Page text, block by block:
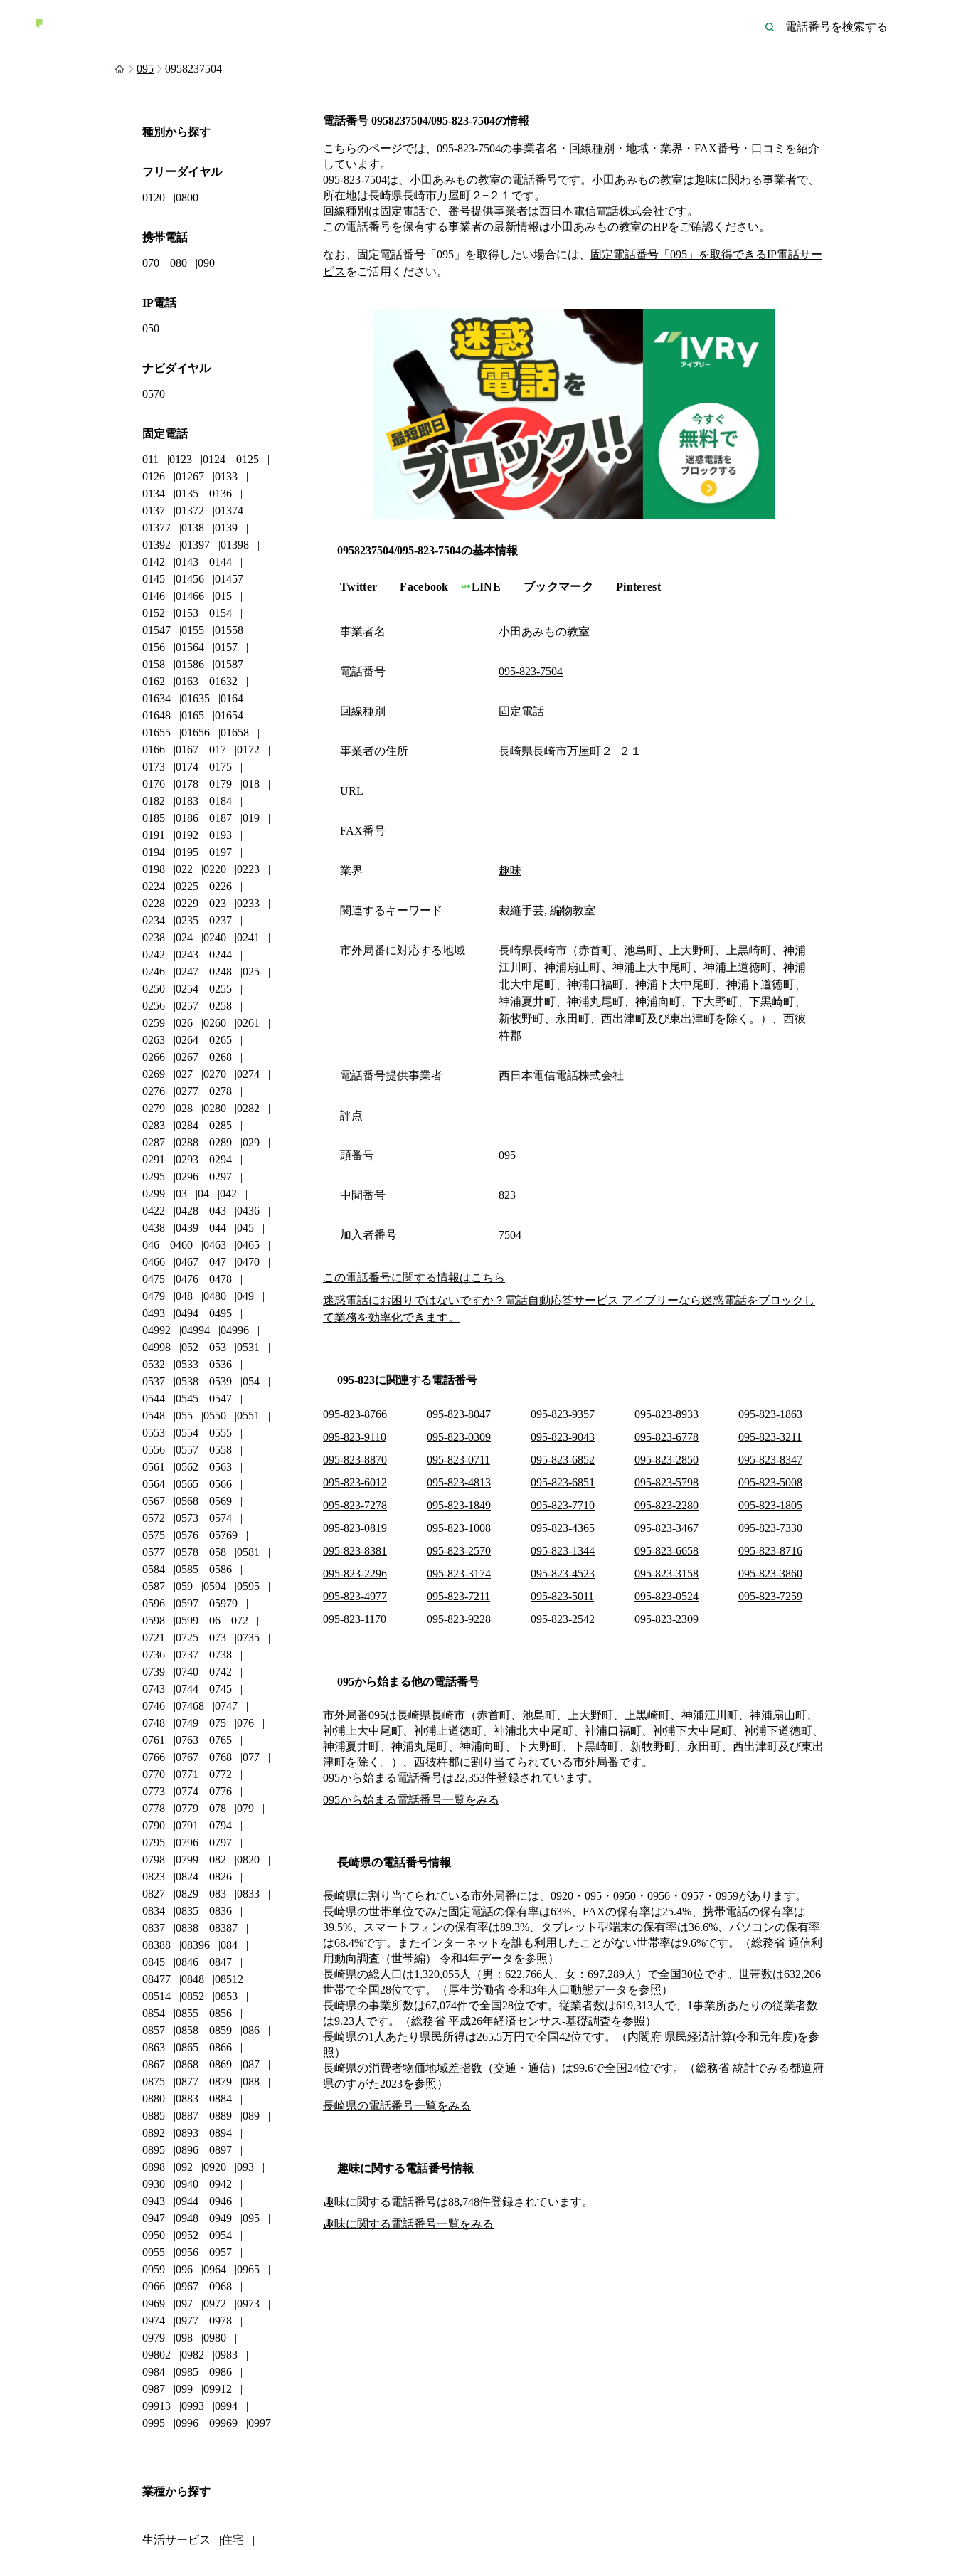
095 0958237504
電話番号 0958237504/095-823-7504の情報
こちらのページでは、 095-823-7504の事業者名・回線種別・地域・業界・FAX番号・口コミを紹介
しています。
095-823-7504は、 小田あみもの教室の電話番号です。 小田あみもの教室は趣味に関わる事業者で、
所在地は長崎県長崎市万屋町２−２１ です。
回線種別は固定電話で、番号提供事業者は西日本電信電話株式会社です。
この電話番号を保有する事業者の最新情報は小田あみもの教室のHPをご確認ください。
なお、固定電話番号「 095 」を取得したい場合には、 固定電話番号「 095 」を取得できるIP電話サー
ビス をご活用ください。
0958237504/095-823-7504の基本情報
Twitter Facebook LINE ブックマーク Pinterest
事業者名 小田あみもの教室
電話番号 095-823-7504
回線種別 固定電話
事業者の住所 長崎県長崎市万屋町２−２１
URL
FAX番号
業界 趣味
関連するキーワード 裁縫手芸, 編物教室
市外局番に対応する地域
長崎県長崎市（赤首町、池島町、上大野町、上黒崎町、神浦
江川町、神浦扇山町、神浦上大中尾町、神浦上道徳町、神浦
北大中尾町、神浦口福町、神浦下大中尾町、神浦下道徳町、
神浦夏井町、神浦丸尾町、神浦向町、下大野町、下黒崎町、
新牧野町、永田町、西出津町及び東出津町を除く。）、西彼
杵郡
電話番号提供事業者 西日本電信電話株式会社
評点
頭番号 095
中間番号 823
加入者番号 7504
この電話番号に関する情報はこちら
迷惑電話にお困りではないですか？電話自動応答サービス アイブリーなら迷惑電話をブロックし
て業務を効率化できます。
095-823に関連する電話番号
095-823-8766 095-823-8047 095-823-9357 095-823-8933
095-823-1863
095-823-9110
095-823-0309 095-823-9043 095-823-6778
095-823-3211
095-823-8870
095-823-0711 095-823-6852 095-823-2850
095-823-8347
095-823-6012
095-823-4813 095-823-6851 095-823-5798
095-823-5008
095-823-7278
095-823-1849 095-823-7710 095-823-2280
095-823-1805
095-823-0819
095-823-1008 095-823-4365 095-823-3467
095-823-7330
095-823-8381
095-823-2570 095-823-1344 095-823-6658
095-823-8716
095-823-2296
095-823-3174 095-823-4523 095-823-3158
095-823-3860
095-823-4977
095-823-7211 095-823-5011 095-823-0524
095-823-7259
095-823-1170
095-823-9228 095-823-2542 095-823-2309
095から始まる他の電話番号
市外局番095は長崎県長崎市（赤首町、池島町、上大野町、上黒崎町、神浦江川町、神浦扇山町、
神浦上大中尾町、神浦上道徳町、神浦北大中尾町、神浦口福町、神浦下大中尾町、神浦下道徳町、
神浦夏井町、神浦丸尾町、神浦向町、下大野町、下黒崎町、新牧野町、永田町、西出津町及び東出
津町を除く。）、西彼杵郡に割り当てられている市外局番です。
095から始まる電話番号は22,353件登録されています。
095から始まる電話番号一覧をみる
長崎県の電話番号情報
長崎県に割り当てられている市外局番には、0920・095・0950・0956・0957・0959があります。
長崎県の世帯単位でみた固定電話の保有率は63%、FAXの保有率は25.4%、携帯電話の保有率は
39.5%、スマートフォンの保有率は89.3%、タブレット型端末の保有率は36.6%、パソコンの保有率
は68.4%です。またインターネットを誰も利用したことがない世帯率は9.6%です。（総務省 通信利
用動向調査（世帯編） 令和4年データを参照）
長崎県の総人口は1,320,055人（男：622,766人、女：697,289人）で全国30位です。世帯数は632,206
世帯で全国28位です。（厚生労働省 令和3年人口動態データを参照）
長崎県の事業所数は67,074件で全国28位です。従業者数は619,313人で、1事業所あたりの従業者数
は9.23人です。（総務省 平成26年経済センサス‐基礎調査を参照）
長崎県の1人あたり県民所得は265.5万円で全国42位です。（内閣府 県民経済計算(令和元年度)を参
照）
長崎県の消費者物価地域差指数（交通・通信）は99.6で全国24位です。（総務省 統計でみる都道府
県のすがた2023を参照）
長崎県の電話番号一覧をみる
趣味に関する電話番号情報
趣味に関する電話番号は88,748件登録されています。
趣味に関する電話番号一覧をみる
種別から探す
フリーダイヤル
0120 0800
携帯電話
070 080 090
IP電話
050
ナビダイヤル
0570
固定電話
011 0123 0124
0125
0126
01267
0133
0134
0135
0136
0137
01372
01374
01377
0138
0139
01392
01397
01398
0142
0143
0144
0145
01456
01457
0146
01466
015
0152
0153
0154
01547
0155
01558
0156
01564
0157
0158
01586
01587
0162
0163
01632
01634
01635
0164
01648
0165
01654
01655
01656
01658
0166
0167 017
0172
0173
0174
0175
0176
0178 0179
018
0182
0183
0184
0185
0186 0187
019
0191
0192
0193
0194
0195
0197
0198
022 0220
0223
0224
0225
0226
0228
0229 023
0233
0234
0235
0237
0238
024 0240
0241
0242
0243
0244
0246
0247 0248
025
0250
0254
0255
0256
0257
0258
0259
026 0260
0261
0263
0264
0265
0266
0267
0268
0269
027 0270
0274
0276
0277
0278
0279
028 0280
0282
0283
0284
0285
0287
0288 0289
029
0291
0293
0294
0295
0296
0297
0299
03 04
042
0422
0428 043
0436
0438
0439 044
045
046
0460 0463
0465
0466
0467 047
0470
0475
0476
0478
0479
048 0480
049
0493
0494
0495
04992
04994
04996
04998
052 053
0531
0532
0533
0536
0537
0538 0539
054
0544
0545
0547
0548
055 0550
0551
0553
0554
0555
0556
0557
0558
0561
0562
0563
0564
0565
0566
0567
0568
0569
0572
0573
0574
0575
0576
05769
0577
0578 058
0581
0584
0585
0586
0587
059 0594
0595
0596
0597
05979
0598
0599 06
072
0721
0725 073
0735
0736
0737
0738
0739
0740
0742
0743
0744
0745
0746
07468
0747
0748
0749 075
076
0761
0763
0765
0766
0767 0768
077
0770
0771
0772
0773
0774
0776
0778
0779 078
079
0790
0791
0794
0795
0796
0797
0798
0799 082
0820
0823
0824
0826
0827
0829 083
0833
0834
0835
0836
0837
0838
08387
08388
08396
084
0845
0846
0847
08477
0848
08512
08514
0852
0853
0854
0855
0856
0857
0858 0859
086
0863
0865
0866
0867
0868 0869
087
0875
0877 0879
088
0880
0883
0884
0885
0887 0889
089
0892
0893
0894
0895
0896
0897
0898
092 0920
093
0930
0940
0942
0943
0944
0946
0947
0948 0949
095
0950
0952
0954
0955
0956
0957
0959
096 0964
0965
0966
0967
0968
0969
097 0972
0973
0974
0977
0978
0979
098
0980
09802
0982
0983
0984
0985
0986
0987
099
09912
09913
0993
0994
0995
0996 09969 0997
業種から探す
生活サービス 住宅